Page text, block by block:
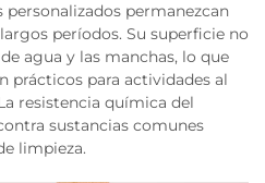
personalizados permanezcan
períodos. Su superficie no
agua y las manchas, lo que
prácticos para actividades al
resistencia química del
sustancias comunes
limpieza.